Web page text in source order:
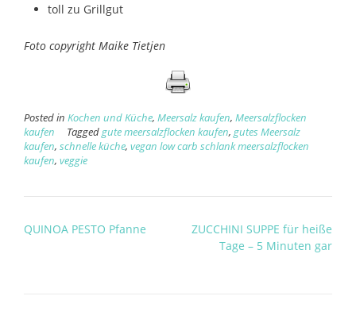
toll zu Grillgut
Foto copyright Maike Tietjen
Posted in Kochen und Küche, Meersalz kaufen, Meersalzflocken
kaufen
Taggedgute meersalzflocken kaufen, gutes Meersalz
kaufen, schnelle küche, vegan low carb schlank meersalzflocken
kaufen, veggie
Post
QUINOA PESTO Pfanne
ZUCCHINI SUPPE für heiße
Tage – 5 Minuten gar